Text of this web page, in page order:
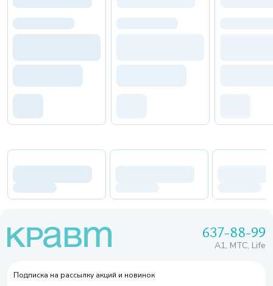
637-88-99
A1, МТС, Life
Подписка на рассылку акций и новинок